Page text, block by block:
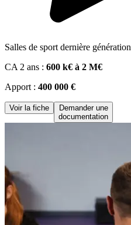
Salles de sport dernière génération
CA 2 ans : 600 k€ à 2 M€
Apport : 400 000 €
Voir la fiche
Demander une
documentation